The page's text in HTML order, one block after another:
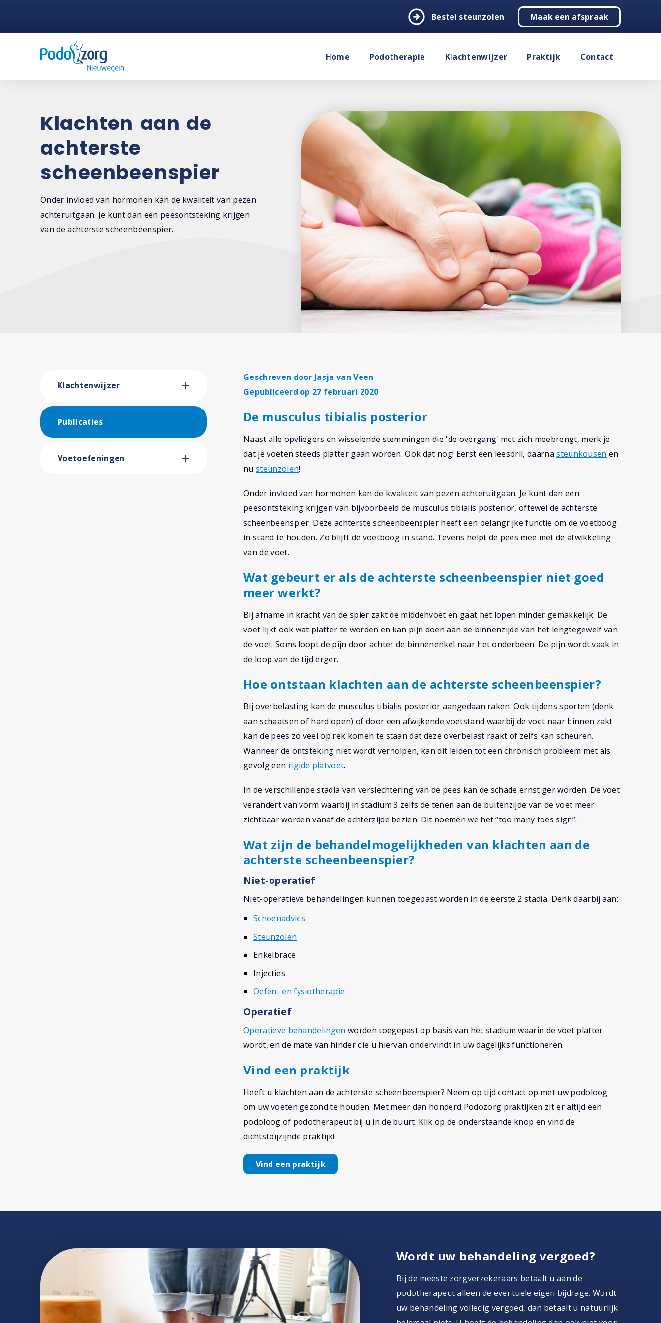
arrow_circle_right Bestel steunzolen Maak een afspraak
Home Podotherapie Klachtenwijzer Praktijk Contact
Klachten aan de
achterste
scheenbeenspier
Onder invloed van hormonen kan de kwaliteit van pezen
achteruitgaan. Je kunt dan een peesontsteking krijgen
van de achterste scheenbeenspier.
Klachtenwijzer
Publicaties
Voetoefeningen
Geschreven door Jasja van Veen
Gepubliceerd op 27 februari 2020
De musculus tibialis posterior
Naast alle opvliegers en wisselende stemmingen die 'de overgang' met zich meebrengt, merk je
dat je voeten steeds platter gaan worden. Ook dat nog! Eerst een leesbril, daarnasteunkousen en
nu steunzolen!
Onder invloed van hormonen kan de kwaliteit van pezen achteruitgaan. Je kunt dan een
peesontsteking krijgen van bijvoorbeeld de musculus tibialis posterior, oftewel de achterste
scheenbeenspier. Deze achterste scheenbeenspier heeft een belangrijke functie om de voetboog
in stand te houden. Zo blijft de voetboog in stand. Tevens helpt de pees mee met de afwikkeling
van de voet.
Wat gebeurt er als de achterste scheenbeenspier niet goed
meer werkt?
Bij afname in kracht van de spier zakt de middenvoet en gaat het lopen minder gemakkelijk. De
voet lijkt ook wat platter te worden en kan pijn doen aan de binnenzijde van het lengtegewelf van
de voet. Soms loopt de pijn door achter de binnenenkel naar het onderbeen. De pijn wordt vaak in
de loop van de tijd erger.
Hoe ontstaan klachten aan de achterste scheenbeenspier?
Bij overbelasting kan de musculus tibialis posterior aangedaan raken. Ook tijdens sporten (denk
aan schaatsen of hardlopen) of door een afwijkende voetstand waarbij de voet naar binnen zakt
kan de pees zo veel op rek komen te staan dat deze overbelast raakt of zelfs kan scheuren.
Wanneer de ontsteking niet wordt verholpen, kan dit leiden tot een chronisch probleem met als
gevolg een rigide platvoet.
In de verschillende stadia van verslechtering van de pees kan de schade ernstiger worden. De voet
verandert van vorm waarbij in stadium 3 zelfs de tenen aan de buitenzijde van de voet meer
zichtbaar worden vanaf de achterzijde bezien. Dit noemen we het “too many toes sign”.
Wat zijn de behandelmogelijkheden van klachten aan de
achterste scheenbeenspier?
Niet-operatief
Niet-operatieve behandelingen kunnen toegepast worden in de eerste 2 stadia. Denk daarbij aan:
Schoenadvies
Steunzolen
Enkelbrace
Injecties
Oefen- en fysiotherapie
Operatief
Operatieve behandelingen worden toegepast op basis van het stadium waarin de voet platter
wordt, en de mate van hinder die u hiervan ondervindt in uw dagelijks functioneren.
Vind een praktijk
Heeft u klachten aan de achterste scheenbeenspier? Neem op tijd contact op met uw podoloog
om uw voeten gezond te houden. Met meer dan honderd Podozorg praktijken zit er altijd een
podoloog of podotherapeut bij u in de buurt. Klik op de onderstaande knop en vind de
dichtstbijzijnde praktijk!
Vind een praktijk
Wordt uw behandeling vergoed?
Bij de meeste zorgverzekeraars betaalt u aan de
podotherapeut alleen de eventuele eigen bijdrage. Wordt
uw behandeling volledig vergoed, dan betaalt u natuurlijk